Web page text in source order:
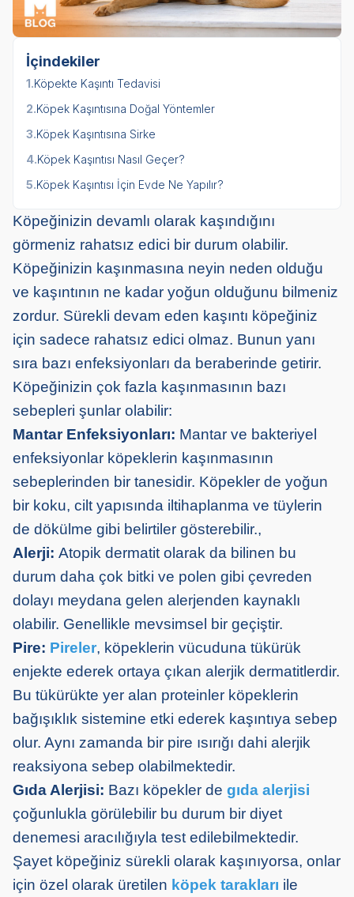
İçindekiler
1.Köpekte Kaşıntı Tedavisi
2.Köpek Kaşıntısına Doğal Yöntemler
3.Köpek Kaşıntısına Sirke
4.Köpek Kaşıntısı Nasıl Geçer?
5.Köpek Kaşıntısı İçin Evde Ne Yapılır?
Köpeğinizin devamlı olarak kaşındığını
görmeniz rahatsız edici bir durum olabilir.
Köpeğinizin kaşınmasına neyin neden olduğu
ve kaşıntının ne kadar yoğun olduğunu bilmeniz
zordur. Sürekli devam eden kaşıntı köpeğiniz
için sadece rahatsız edici olmaz. Bunun yanı
sıra bazı enfeksiyonları da beraberinde getirir.
Köpeğinizin çok fazla kaşınmasının bazı
sebepleri şunlar olabilir:
Mantar Enfeksiyonları: Mantar ve bakteriyel
enfeksiyonlar köpeklerin kaşınmasının
sebeplerinden bir tanesidir. Köpekler de yoğun
bir koku, cilt yapısında iltihaplanma ve tüylerin
de dökülme gibi belirtiler gösterebilir.,
Alerji: Atopik dermatit olarak da bilinen bu
durum daha çok bitki ve polen gibi çevreden
dolayı meydana gelen alerjenden kaynaklı
olabilir. Genellikle mevsimsel bir geçiştir.
Pire: Pireler, köpeklerin vücuduna tükürük
enjekte ederek ortaya çıkan alerjik dermatitlerdir.
Bu tükürükte yer alan proteinler köpeklerin
bağışıklık sistemine etki ederek kaşıntıya sebep
olur. Aynı zamanda bir pire ısırığı dahi alerjik
reaksiyona sebep olabilmektedir.
Gıda Alerjisi: Bazı köpekler de gıda alerjisi
çoğunlukla görülebilir bu durum bir diyet
denemesi aracılığıyla test edilebilmektedir.
Şayet köpeğiniz sürekli olarak kaşınıyorsa, onlar
için özel olarak üretilen köpek tarakları ile